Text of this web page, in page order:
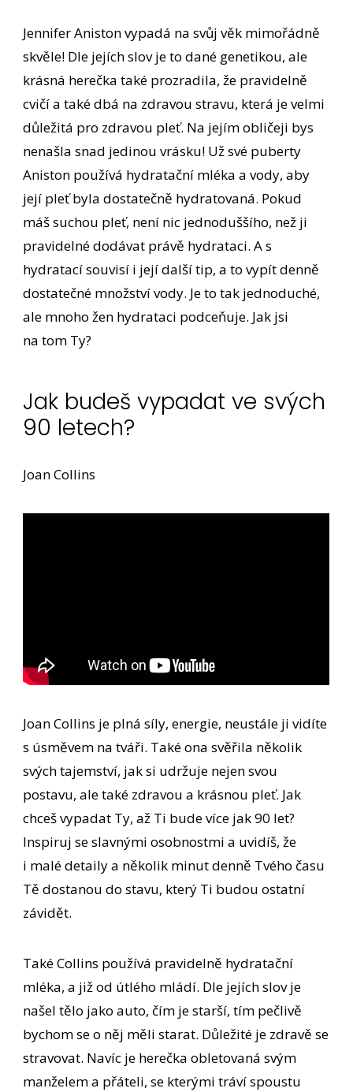
Jennifer Aniston vypadá na svůj věk mimořádně
skvěle! Dle jejích slov je to dané genetikou, ale
krásná herečka také prozradila, že pravidelně
cvičí a také dbá na zdravou stravu, která je velmi
důležitá pro zdravou pleť. Na jejím obličeji bys
nenašla snad jedinou vrásku! Už své puberty
Aniston používá hydratační mléka a vody, aby
její pleť byla dostatečně hydratovaná. Pokud
máš suchou pleť, není nic jednoduššího, než ji
pravidelné dodávat právě hydrataci. A s
hydratací souvisí i její další tip, a to vypít denně
dostatečné množství vody. Je to tak jednoduché,
ale mnoho žen hydrataci podceňuje. Jak jsi
na tom Ty?
Jak budeš vypadat ve svých
90 letech?
Joan Collins
Joan Collins je plná síly, energie, neustále ji vidíte
s úsměvem na tváři. Také ona svěřila několik
svých tajemství, jak si udržuje nejen svou
postavu, ale také zdravou a krásnou pleť. Jak
chceš vypadat Ty, až Ti bude více jak 90 let?
Inspiruj se slavnými osobnostmi a uvidíš, že
i malé detaily a několik minut denně Tvého času
Tě dostanou do stavu, který Ti budou ostatní
závidět.
Také Collins používá pravidelně hydratační
mléka, a již od útlého mládí. Dle jejích slov je
našel tělo jako auto, čím je starší, tím pečlivě
bychom se o něj měli starat. Důležité je zdravě se
stravovat. Navíc je herečka obletovaná svým
manželem a přáteli, se kterými tráví spoustu